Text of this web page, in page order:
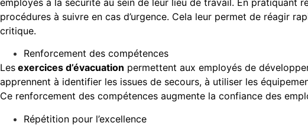
procédures à suivre en cas d’urgence. Cela leur permet de réagir
critique.
Renforcement des compétences
Les exercices d’évacuation permettent aux employés de
apprennent à identifier les issues de secours, à utiliser les
Ce renforcement des compétences augmente la confiance des
Répétition pour l’excellence